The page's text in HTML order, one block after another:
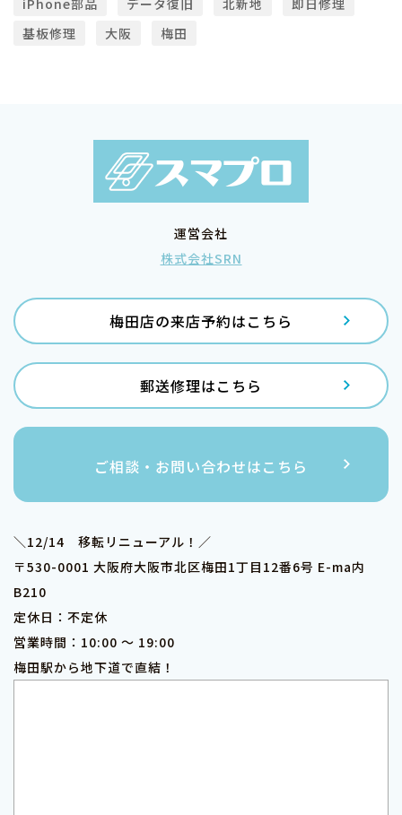
iPhone部品
データ復旧 北新地
即日修理
基板修理
大阪 梅田
運営会社
株式会社SRN
梅田店の来店予約はこちら
郵送修理はこちら
ご相談・お問い合わせはこちら
＼12/14 移転リニューアル！／
〒530-0001 大阪府大阪市北区梅田1丁目12番6号 E-ma内
B210
定休日：不定休
営業時間：10:00 ～ 19:00
梅田駅から地下道で直結！